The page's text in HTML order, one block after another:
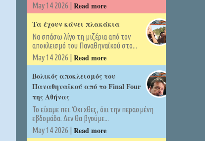
May 14 2026 | Read more
Τα έχουν κάνει πλακάκια
Να σπάσω λίγο τη μιζέρια από τον
αποκλεισμό του Παναθηναϊκού στο...
May 14 2026 | Read more
Βολικός αποκλεισμός του
Παναθηναϊκού από το Final Four
της Αθήνας
Το είχαμε πει. Όχι χθες, όχι την περασμένη
εβδομάδα. Δεν θα βγούμε...
May 14 2026 | Read more